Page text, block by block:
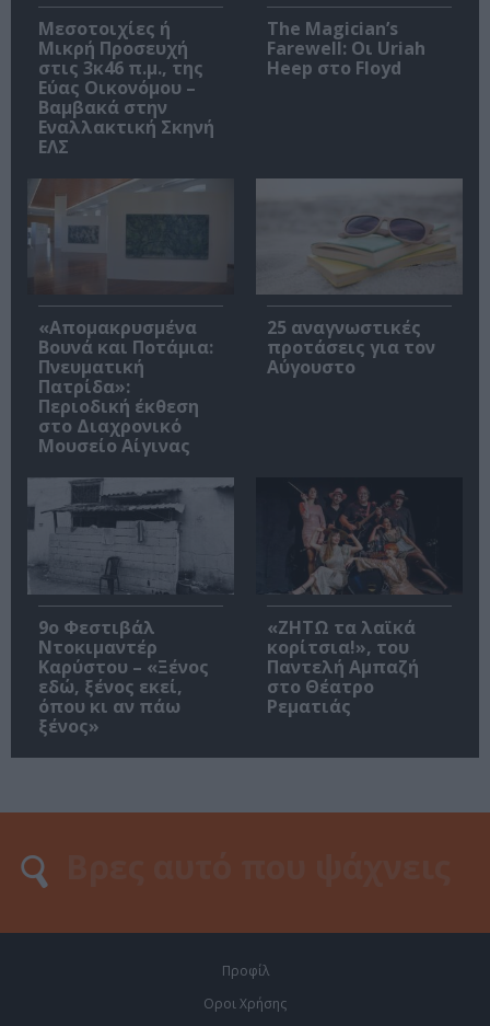
Μεσοτοιχίες ή
Μικρή Προσευχή
στις 3κ46 π.μ., της
Εύας Οικονόμου –
Βαμβακά στην
Εναλλακτική Σκηνή
ΕΛΣ
The Magician’s
Farewell: Οι Uriah
Heep στο Floyd
«Απομακρυσμένα
Βουνά και Ποτάμια:
Πνευματική
Πατρίδα»:
Περιοδική έκθεση
στο Διαχρονικό
Μουσείο Αίγινας
25 αναγνωστικές
προτάσεις για τον
Αύγουστο
9ο Φεστιβάλ
Ντοκιμαντέρ
Καρύστου – «Ξένος
εδώ, ξένος εκεί,
όπου κι αν πάω
ξένος»
«ΖΗΤΩ τα λαϊκά
κορίτσια!», του
Παντελή Αμπαζή
στο Θέατρο
Ρεματιάς
Προφίλ
Οροι Χρήσης